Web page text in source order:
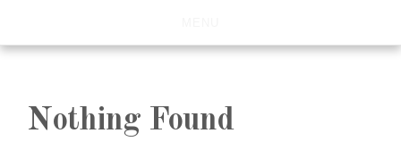
Nothing Found